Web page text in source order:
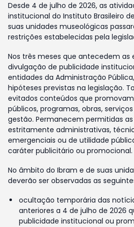
Desde 4 de julho de 2026, as
institucional do Instituto Brasileiro
suas unidades museológicas
restrições estabelecidas pela
Nos três meses que antecedem as
divulgação de publicidade
entidades da Administração
hipóteses previstas na legislação.
evitados conteúdos que
públicos, programas, obras,
gestão. Permanecem permitidas
estritamente administrativas,
emergenciais ou de utilidade
caráter publicitário ou promocional.
No âmbito do Ibram e de suas
deverão ser observadas as
ocultação temporária das
anteriores a 4 de julho de 2026
publicidade institucional ou